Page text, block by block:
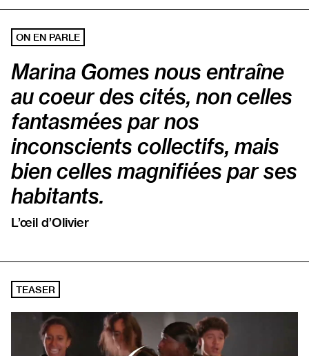
ON EN PARLE
Marina Gomes nous entraîne
au coeur des cités, non celles
fantasmées par nos
inconscients collectifs, mais
bien celles magnifiées par ses
habitants.
L’œil d’Olivier
TEASER